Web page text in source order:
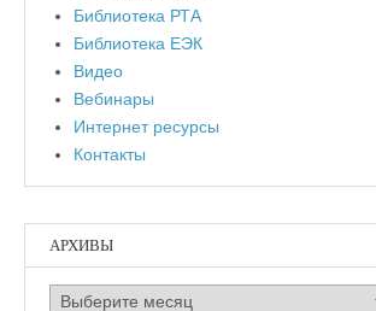
Библиотека РТА
Библиотека ЕЭК
Видео
Вебинары
Интернет ресурсы
Контакты
АРХИВЫ
Архивы